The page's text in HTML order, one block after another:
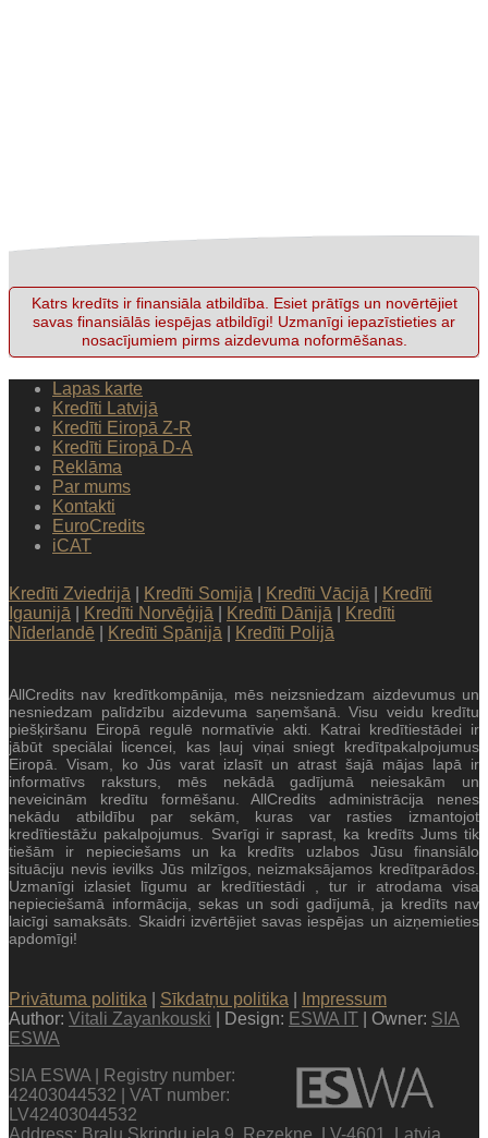
Katrs kredīts ir finansiāla atbildība. Esiet prātīgs un novērtējiet
savas finansiālās iespējas atbildīgi! Uzmanīgi iepazīstieties ar
nosacījumiem pirms aizdevuma noformēšanas.
Lapas karte
Kredīti Latvijā
Kredīti Eiropā Z-R
Kredīti Eiropā D-A
Reklāma
Par mums
Kontakti
EuroCredits
iCAT
Kredīti Zviedrijā Kredīti Somijā Kredīti Vācijā
Kredīti
Igaunijā
Kredīti Norvēģijā Kredīti Dānijā
Kredīti
Nīderlandē
Kredīti Spānijā Kredīti Polijā
AllCredits nav kredītkompānija, mēs neizsniedzam aizdevumus un
nesniedzam palīdzību aizdevuma saņemšanā. Visu veidu kredītu
piešķiršanu Eiropā regulē normatīvie akti. Katrai kredītiestādei ir
jābūt speciālai licencei, kas ļauj viņai sniegt kredītpakalpojumus
Eiropā. Visam, ko Jūs varat izlasīt un atrast šajā mājas lapā ir
informatīvs raksturs, mēs nekādā gadījumā neiesakām un
neveicinām kredītu formēšanu. AllCredits administrācija nenes
nekādu atbildību par sekām, kuras var rasties izmantojot
kredītiestāžu pakalpojumus. Svarīgi ir saprast, ka kredīts Jums tik
tiešām ir nepieciešams un ka kredīts uzlabos Jūsu finansiālo
situāciju nevis ievilks Jūs milzīgos, neizmaksājamos kredītparādos.
Uzmanīgi izlasiet līgumu ar kredītiestādi , tur ir atrodama visa
nepieciešamā informācija, sekas un sodi gadījumā, ja kredīts nav
laicīgi samaksāts. Skaidri izvērtējiet savas iespējas un aizņemieties
apdomīgi!
Privātuma politika Sīkdatņu politika
Impressum
Author: Vitali Zayankouski | Design: ESWA IT | Owner: SIA
ESWA
SIA ESWA | Registry number:
42403044532 | VAT number:
LV42403044532